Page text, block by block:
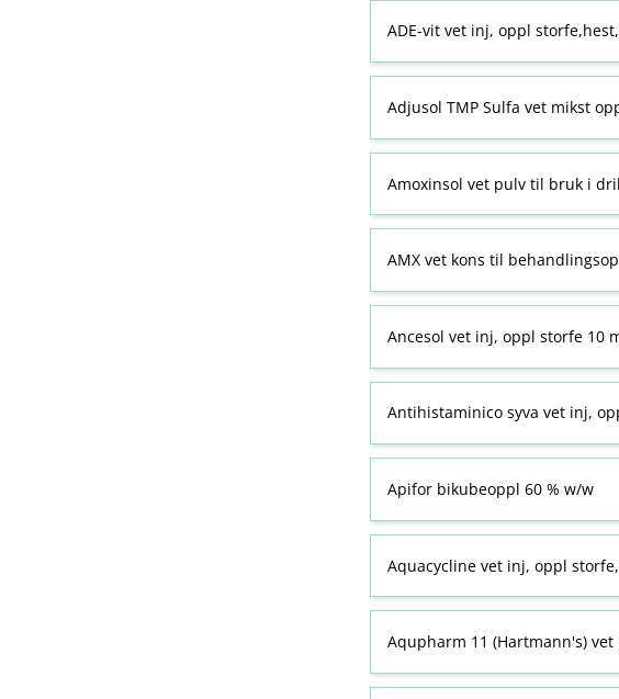
ADE-vit vet inj, oppl
Adjusol TMP Sulfa vet mikst
Amoxinsol vet pulv til bruk i
AMX vet kons til
Ancesol vet inj, oppl storfe 10
Antihistaminico syva vet inj,
Apifor bikubeoppl 60 % w​/​w
Aquacycline vet inj, oppl
Aqupharm 11 (Hartmann's)